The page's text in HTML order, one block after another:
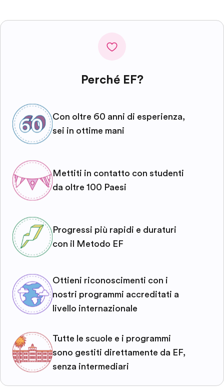
Perché EF?
Con oltre 60 anni di esperienza,
sei in ottime mani
Mettiti in contatto con studenti
da oltre 100 Paesi
Progressi più rapidi e duraturi
con il Metodo EF
Ottieni riconoscimenti con i
nostri programmi accreditati a
livello internazionale
Tutte le scuole e i programmi
sono gestiti direttamente da EF,
senza intermediari